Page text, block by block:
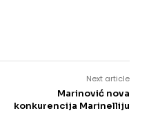
Next article
Marinović nova
konkurencija Marinelliju